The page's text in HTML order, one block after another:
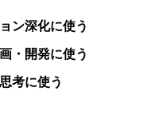
ン深化に使う
・開発に使う
考に使う